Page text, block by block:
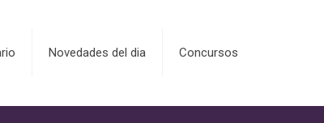
Novedades del dia Concursos